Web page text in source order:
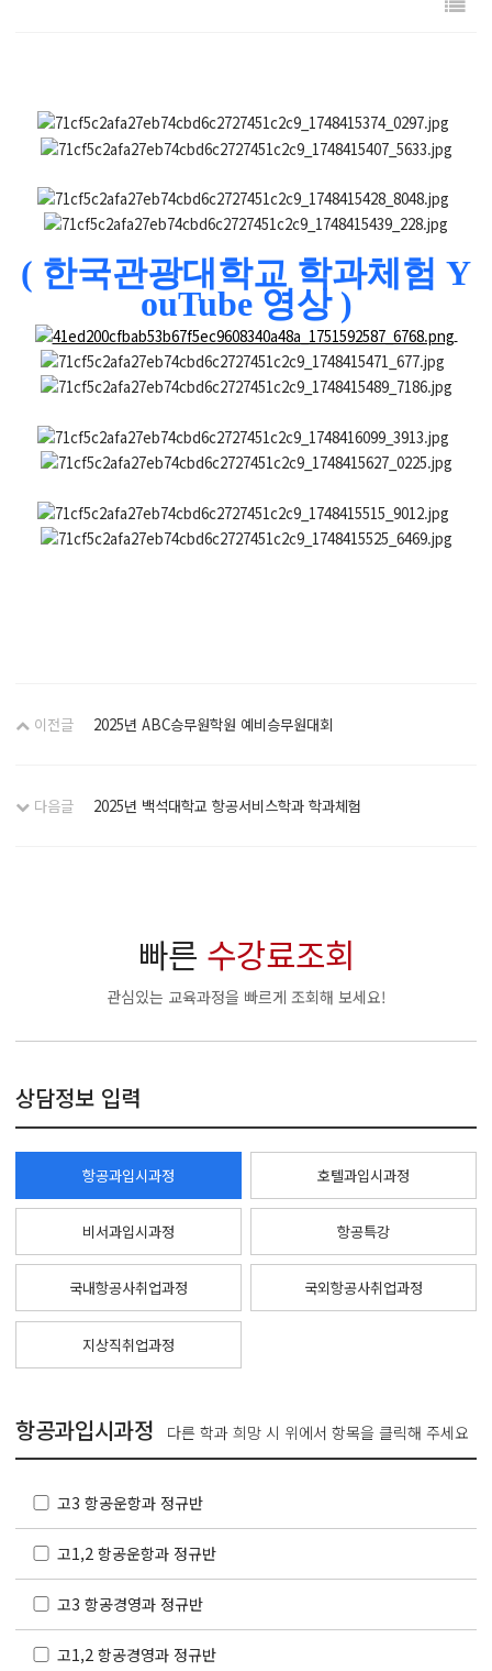
( 한국관광대학교 학과체험 Y
ouTube 영상 )
이전글 2025년 ABC승무원학원 예비승무원대회
다음글 2025년 백석대학교 항공서비스학과 학과체험
빠른 수강료조회
관심있는 교육과정을 빠르게 조회해 보세요!
상담정보 입력
항공과입시과정 호텔과입시과정
비서과입시과정 항공특강
국내항공사취업과정 국외항공사취업과정
지상직취업과정
항공과입시과정 다른 학과 희망 시 위에서 항목을 클릭해 주세요
고3 항공운항과 정규반
고1,2 항공운항과 정규반
고3 항공경영과 정규반
고1,2 항공경영과 정규반